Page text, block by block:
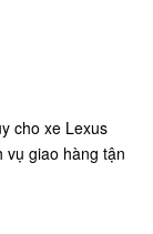
cho xe Lexus
vụ giao hàng tận